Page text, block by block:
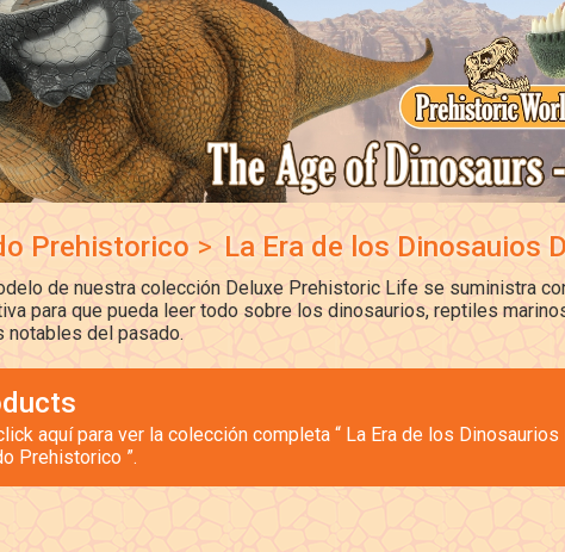
Prehistorico > La Era de los Dinosauios
de nuestra colección Deluxe Prehistoric Life se suministra
para que pueda leer todo sobre los dinosaurios, reptiles
notables del pasado.
aquí para ver la colección completa “ La Era de los
Prehistorico ”.